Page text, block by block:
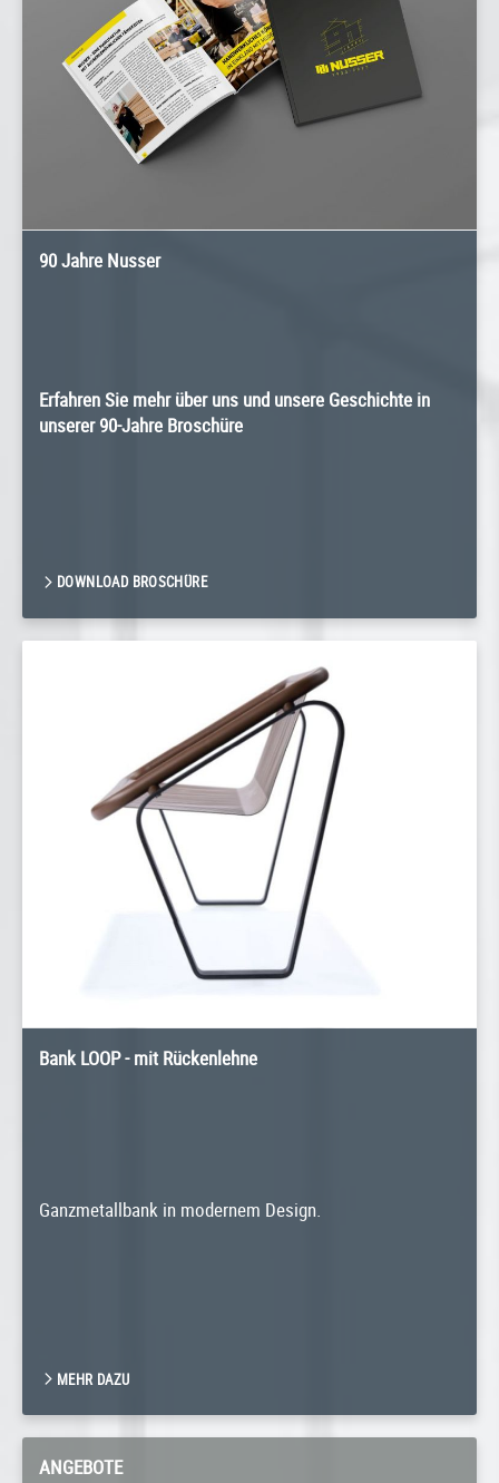
90 Jahre Nusser
Erfahren Sie mehr über uns und unsere Geschichte in
unserer 90-Jahre Broschüre
DOWNLOAD BROSCHÜRE
Bank LOOP - mit Rückenlehne
Ganzmetallbank in modernem Design.
MEHR DAZU
ANGEBOTE